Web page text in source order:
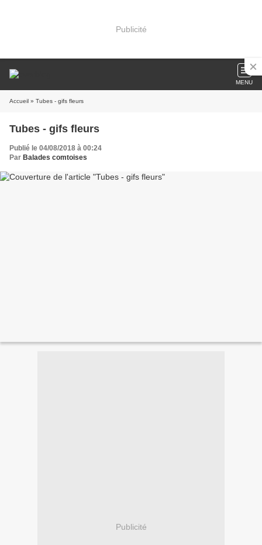
Publicité
MENU
Accueil » Tubes - gifs fleurs
Tubes - gifs fleurs
Publié le 04/08/2018 à 00:24
Par Balades comtoises
Publicité